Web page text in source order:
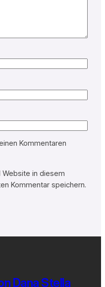
Kommentaren
Website in diesem
Kommentar speichern.
Dana Stella